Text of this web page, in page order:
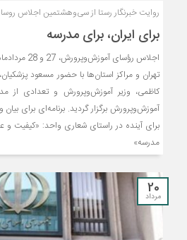
روایت خبرنگار رستا از سی‌وهشتمین اجلاس
برای ایران، برای مدرسه
اجلاس رؤسای
تهران و مراکز استان‌ها با حضور مسعود
کاظمی، وزیر آموزش‌وپرورش و تعدادی از
آموزش‌وپرورش برگزار گردید. ‌برنامه‌ای برای
برای آینده در راستای شعاری واحد: «کیفیت و
مدرسه»
20
مرداد